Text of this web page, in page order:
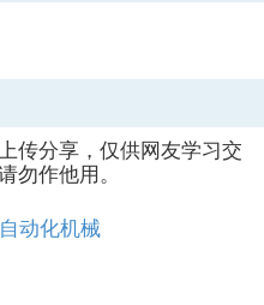
传分享，仅供网友学习交
勿作他用。
自动化机械